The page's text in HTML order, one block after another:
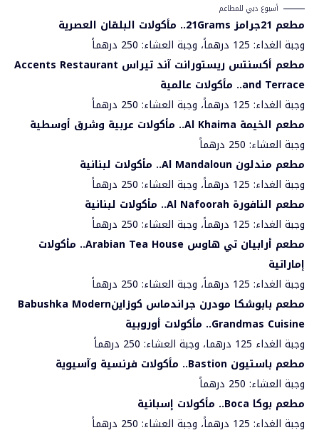
أسبوع دبي للمطاعم
مطعم 21جرامز 21 Grams
.. مأكولات البلقان العصرية
وجبة الغداء: 125 درهماً، وجبة العشاء: 250 درهماً
مطعم أكسنتس ريستورانت آند تيراس Accents Restaurant
and Terrace.. مأكولات عالمية
وجبة الغداء: 125 درهماً، وجبة العشاء: 250 درهماً
مطعم الخيمة Al Khaima.. مأكولات عربية وشرق أوسطية
وجبة العشاء: 250 درهماً
مطعم مندلون Al Mandaloun.. مأكولات لبنانية
وجبة الغداء: 125 درهماً، وجبة العشاء: 250 درهماً
مطعم النافورة Al Nafoorah.. مأكولات لبنانية
وجبة الغداء: 125 درهماً، وجبة العشاء: 250 درهماً
مطعم أرابيان تي هاوس Arabian Tea House.. مأكولات
إماراتية
وجبة الغداء: 125 درهماً، وجبة العشاء: 250 درهماً
مطعم بابوشكا مودرن جراندماس كوزاينBabushka Modern
Grandmas Cuisine.. مأكولات أوروبية
وجبة الغداء 125 درهما، وجبة العشاء: 250 درهماً
مطعم باستيون Bastion.. مأكولات فرنسية وآسيوية
وجبة العشاء: 250 درهماً
مطعم بوكا Boca.. مأكولات إسبانية
وجبة الغداء: 125 درهماً، وجبة العشاء: 250 درهماً